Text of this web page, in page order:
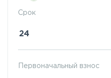
Первоначальный взнос
Срок